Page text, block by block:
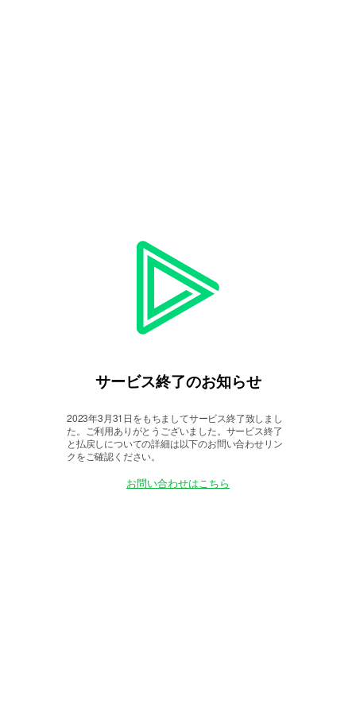
サービス終了のお知らせ
2023年3月31日をもちましてサービス終了致しまし
た。
ご利用ありがとうございました。サービス終了
と払戻しについての詳細は以下のお問い合わせリン
クをご確認ください。
お問い合わせはこちら